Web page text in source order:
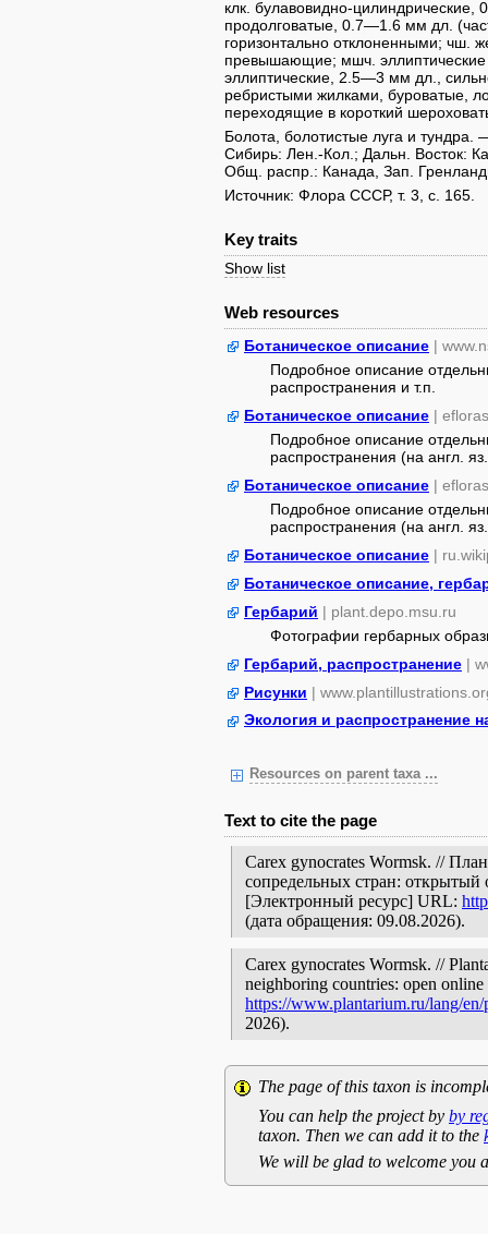
клк. булавовидно-
продолговатые, 0.7—1.6 мм дл.
горизонтально отклоненными; чш.
превышающие; мшч.
эллиптические, 2.5—3 мм дл.,
ребристыми жилками, буроватые,
переходящие в короткий
Болота, болотистые луга и тундра.
Сибирь: Лен.-Кол.; Дальн. Восток:
Общ. распр.: Канада, Зап.
Источник: Флора СССР, т. 3, с. 165.
Key traits
Show list
Web resources
Ботаническое описание |
Подробное описание
распространения и т.п.
Ботаническое описание |
Подробное описание
распространения (на англ.
Ботаническое описание |
Подробное описание
распространения (на англ.
Ботаническое описание |
Ботаническое описание,
Гербарий | plant.depo.msu.ru
Фотографии гербарных
Гербарий, распространение |
Рисунки |
Экология и распространение
Resources on parent taxa ...
Text to cite the page
Carex gynocrates Wormsk. //
сопредельных стран: открытый
[Электронный ресурс] URL:
(дата обращения: 09.08.2026).
Carex gynocrates Wormsk. //
neighboring countries: open
https://www.plantarium.ru/lang/
2026).
The page of this taxon is
You can help the project by by
taxon. Then we can add it to the
We will be glad to welcome